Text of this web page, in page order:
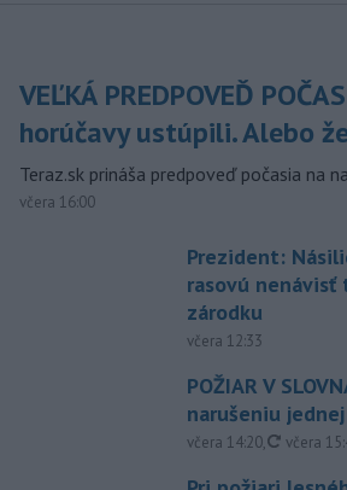
VEĽKÁ PREDPOVEĎ
horúčavy ustúpili. Alebo
Teraz.sk prináša predpoveď počasia na
včera 16:00
Prezident:
rasovú nenávisť
zárodku
včera 12:33
POŽIAR V
narušeniu
včera 14:20, včera